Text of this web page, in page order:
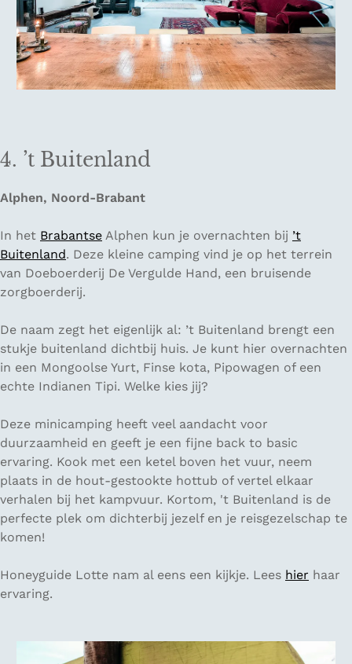
4. ’t Buitenland
Alphen, Noord-Brabant
In het Brabantse Alphen kun je overnachten bij ’t
Buitenland. Deze kleine camping vind je op het terrein
van Doeboerderij De Vergulde Hand, een bruisende
zorgboerderij.
De naam zegt het eigenlijk al: ’t Buitenland brengt een
stukje buitenland dichtbij huis. Je kunt hier overnachten
in een Mongoolse Yurt, Finse kota, Pipowagen of een
echte Indianen Tipi. Welke kies jij?
Deze minicamping heeft veel aandacht voor
duurzaamheid en geeft je een fijne back to basic
ervaring. Kook met een ketel boven het vuur, neem
plaats in de hout-gestookte hottub of vertel elkaar
verhalen bij het kampvuur. Kortom, 't Buitenland is de
perfecte plek om dichterbij jezelf en je reisgezelschap te
komen!
Honeyguide Lotte nam al eens een kijkje. Lees hier haar
ervaring.